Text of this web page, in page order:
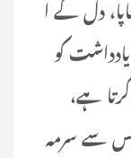
کو
ہے،
سے سرمہ